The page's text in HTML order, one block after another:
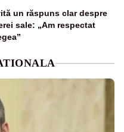
un răspuns clar despre
sale: „Am respectat